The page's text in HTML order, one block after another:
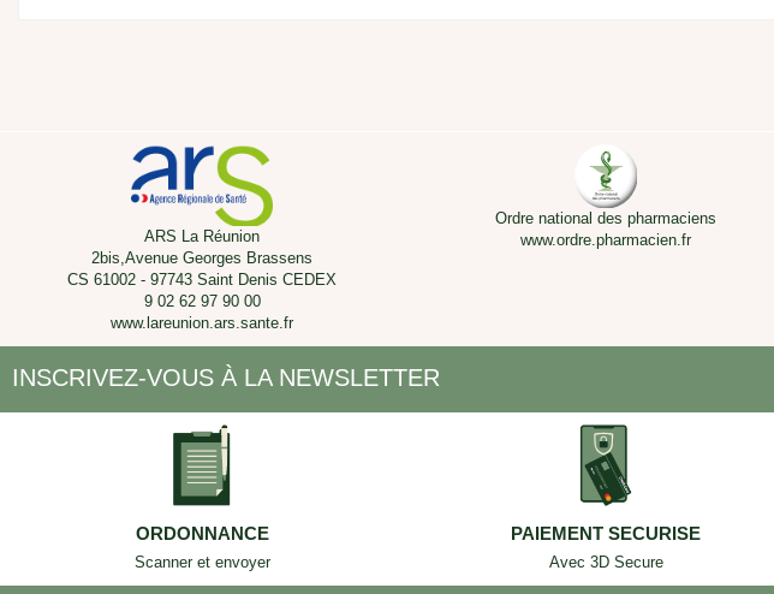
ARS La Réunion
2bis,Avenue Georges Brassens
CS 61002 - 97743 Saint Denis CEDEX
9 02 62 97 90 00
www.lareunion.ars.sante.fr
Ordre national des pharmaciens
www.ordre.pharmacien.fr
INSCRIVEZ-VOUS À LA NEWSLETTER
ORDONNANCE
Scanner et envoyer
PAIEMENT SECURISE
Avec 3D Secure